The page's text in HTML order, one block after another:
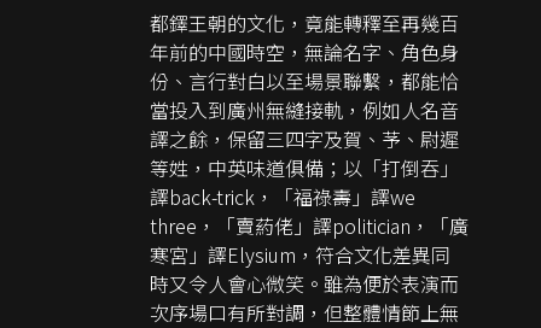
都鐸王朝的文化，竟能轉釋至再幾百
年前的中國時空，無論名字、角色身
份、言行對白以至場景聯繫，都能恰
當投入到廣州無縫接軌，例如人名音
譯之餘，保留三四字及賀、芧、尉遲
等姓，中英味道俱備；以「打倒吞」
譯back-trick，「福祿壽」譯we
three，「賣葯佬」譯politician，「廣
寒宮」譯Elysium，符合文化差異同
時又令人會心微笑。雖為便於表演而
次序場口有所對調，但整體情節上無